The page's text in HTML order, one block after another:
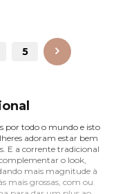
5PRÓXIMO
por todo o mundo e isto
adoram estar bem
E a corrente tradicional
o look,
mais magnitude à
mais grossas, com ou